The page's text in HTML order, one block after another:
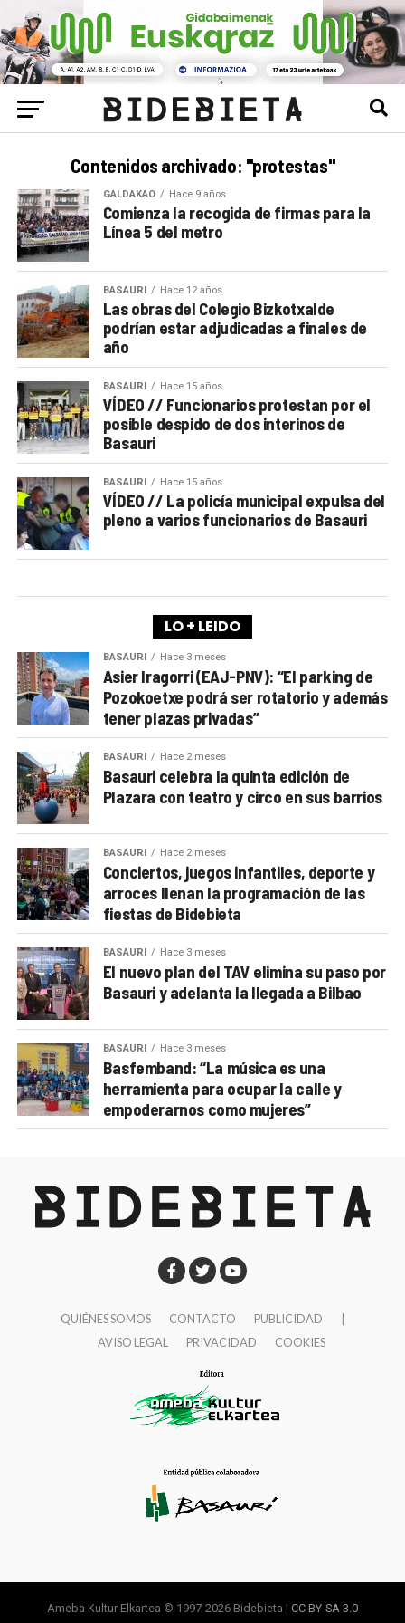
Contenidos archivado: "protestas"
GALDAKAO Hace 9 años
Comienza la recogida de firmas para la
Línea 5 del metro
BASAURI Hace 12 años
Las obras del Colegio Bizkotxalde
podrían estar adjudicadas a finales de
año
BASAURI Hace 15 años
VÍDEO // Funcionarios protestan por el
posible despido de dos interinos de
Basauri
BASAURI Hace 15 años
VÍDEO // La policía municipal expulsa del
pleno a varios funcionarios de Basauri
LO + LEIDO
BASAURI Hace 3 meses
Asier Iragorri (EAJ-PNV): “El parking de
Pozokoetxe podrá ser rotatorio y además
tener plazas privadas”
BASAURI Hace 2 meses
Basauri celebra la quinta edición de
Plazara con teatro y circo en sus barrios
BASAURI Hace 2 meses
Conciertos, juegos infantiles, deporte y
arroces llenan la programación de las
fiestas de Bidebieta
BASAURI Hace 3 meses
El nuevo plan del TAV elimina su paso por
Basauri y adelanta la llegada a Bilbao
BASAURI Hace 3 meses
Basfemband: “La música es una
herramienta para ocupar la calle y
empoderarnos como mujeres”
QUIÉNES SOMOS CONTACTO PUBLICIDAD
AVISO LEGAL
PRIVACIDAD COOKIES
Ameba Kultur Elkartea © 1997-2026 Bidebieta | CC BY-SA 3.0